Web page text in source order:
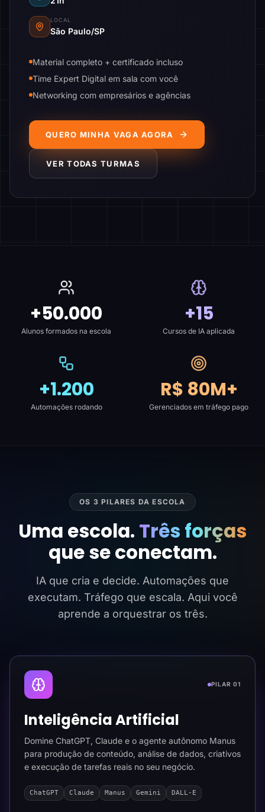
LOCAL
São Paulo/SP
Material completo + certificado incluso
Time Expert Digital em sala com você
Networking com empresários e agências
QUERO MINHA VAGA AGORA
VER TODAS TURMAS
+50.000
Alunos formados na escola
+15
Cursos de IA aplicada
+1.200
Automações rodando
R$ 80M+
Gerenciados em tráfego pago
OS 3 PILARES DA ESCOLA
Uma escola. Três forças
que se conectam.
IA que cria e decide. Automações que
executam. Tráfego que escala. Aqui você
aprende a orquestrar os três.
PILAR 01
Inteligência Artificial
Domine ChatGPT, Claude e o agente autônomo Manus
para produção de conteúdo, análise de dados, criativos
e execução de tarefas reais no seu negócio.
ChatGPT Claude Manus Gemini DALL-E